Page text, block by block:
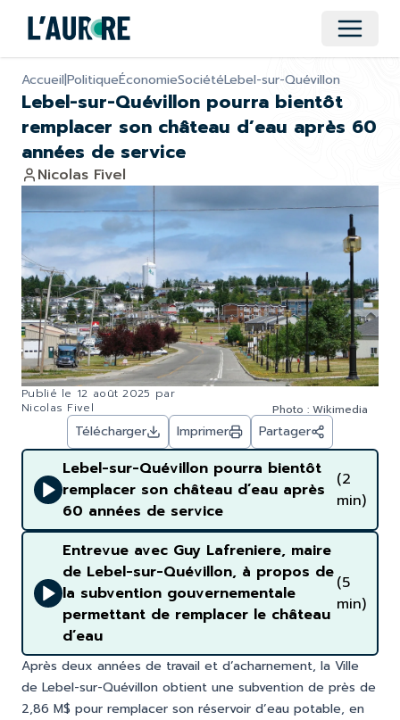
Ouvrir
Accueil|PolitiqueÉconomieSociétéLebel-sur-Quévillon
Lebel-sur-Quévillon pourra bientôt
remplacer son château d’eau après 60
années de service
Nicolas Fivel
Publié le 12 août 2025 par
Nicolas Fivel
Photo : Wikimedia
Télécharger Imprimer Partager
Lebel-sur-Quévillon pourra bientôt
remplacer son château d’eau après
60 années de service
(2
min)
Entrevue avec Guy Lafreniere, maire
de Lebel-sur-Quévillon, à propos de
la subvention gouvernementale
permettant de remplacer le château
d’eau
(5
min)
Après deux années de travail et d’acharnement, la Ville
de Lebel-sur-Quévillon obtient une subvention de près de
2,86 M$ pour remplacer son réservoir d’eau potable, en